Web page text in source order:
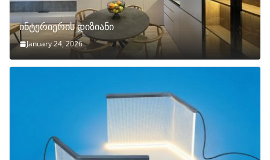
ინტერიერის დიზიანი
January 24, 2026